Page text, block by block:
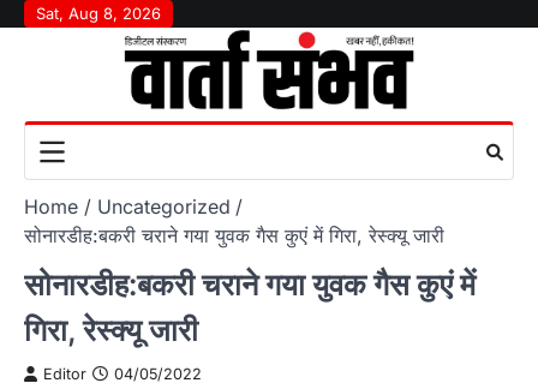
SkipSat, Aug 8, 2026
Home
Uncategorized
सोनारडीह:बकरी चराने गया युवक गैस कुएं में गिरा, रेस्क्यू जारी
सोनारडीह:बकरी चराने गया युवक गैस कुएं में
गिरा, रेस्क्यू जारी
Editor 04/05/2022